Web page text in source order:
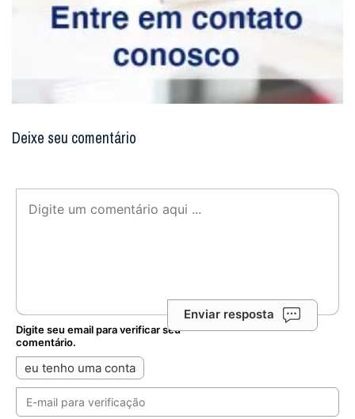
Deixe seu comentário
Enviar resposta
Digite seu email para verificar seu
comentário.
eu tenho uma conta